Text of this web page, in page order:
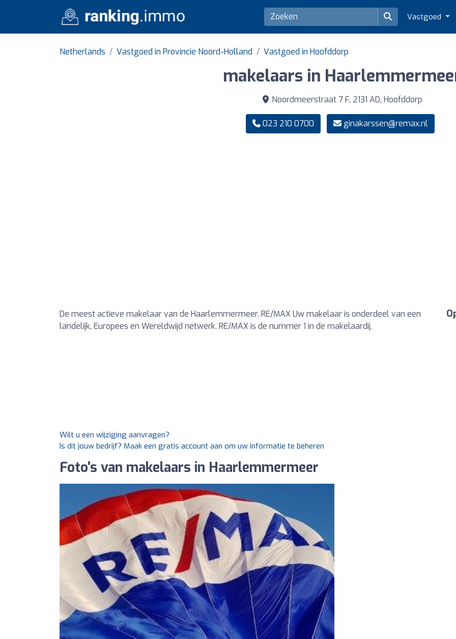
Vastgoed
Netherlands Vastgoed in Provincie Noord-Holland Vastgoed in Hoofddorp
makelaars in
Noordmeerstraat 7 F, 2131 AD, Hoofddorp
023 210 0700 ginakarssen@remax.nl
De meest actieve makelaar van de Haarlemmermeer. RE/MAX Uw makelaar is onderdeel van een
landelijk, Europees en Wereldwijd netwerk. RE/MAX is de nummer 1 in de makelaardij.
Wilt u een wijziging aanvragen?
Is dit jouw bedrijf? Maak een gratis account aan om uw informatie te beheren
Foto's van makelaars in Haarlemmermeer